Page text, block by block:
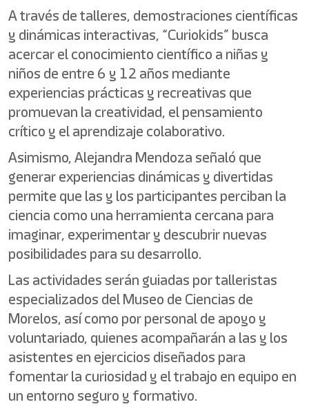
A través de talleres, demostraciones científicas
y dinámicas interactivas, “Curiokids” busca
acercar el conocimiento científico a niñas y
niños de entre 6 y 12 años mediante
experiencias prácticas y recreativas que
promuevan la creatividad, el pensamiento
crítico y el aprendizaje colaborativo.
Asimismo, Alejandra Mendoza señaló que
generar experiencias dinámicas y divertidas
permite que las y los participantes perciban la
ciencia como una herramienta cercana para
imaginar, experimentar y descubrir nuevas
posibilidades para su desarrollo.
Las actividades serán guiadas por talleristas
especializados del Museo de Ciencias de
Morelos, así como por personal de apoyo y
voluntariado, quienes acompañarán a las y los
asistentes en ejercicios diseñados para
fomentar la curiosidad y el trabajo en equipo en
un entorno seguro y formativo.